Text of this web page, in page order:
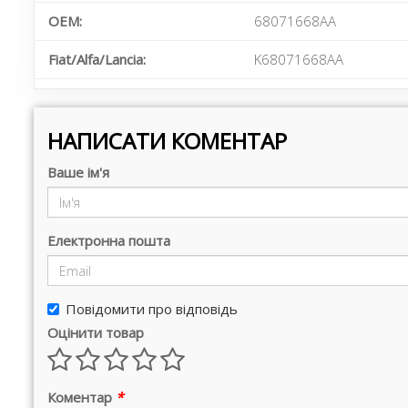
OEM: 68071668AA
Fiat/Alfa/Lancia: K68071668AA
НАПИСАТИ КОМЕНТАР
Ваше ім'я
Електронна пошта
Повідомити про відповідь
Оцінити товар
Коментар *